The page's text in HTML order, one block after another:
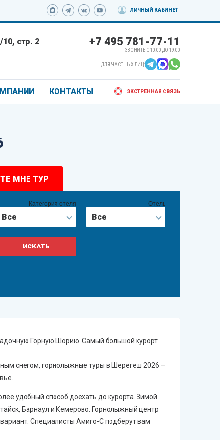
ЛИЧНЫЙ КАБИНЕТ
стр. 2 +7 495 781-77-11
ЗВОНИТЕ С 10:00 ДО 19:00
ДЛЯ ЧАСТНЫХ ЛИЦ:
КОНТАКТЫ ЭКСТРЕННАЯ СВЯЗЬ
МНЕ ТУР
Категория отеля
Все
Отель
Все
Горную Шорию. Самый большой курорт
снегом, горнолыжные туры в Шерегеш 2026 –
удобный способ доехать до курорта. Зимой
Барнаул и Кемерово. Горнолыжный центр
Специалисты Амиго-С подберут вам